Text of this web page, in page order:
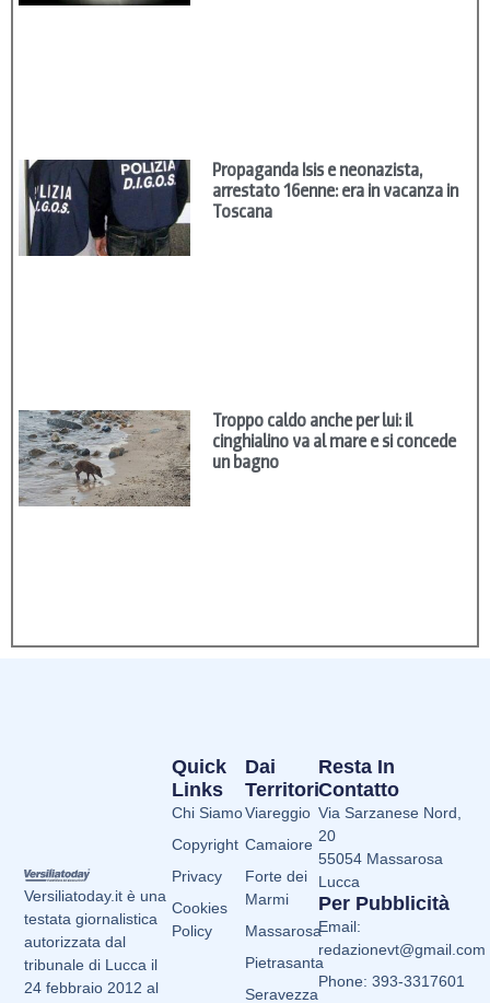
Propaganda Isis e neonazista,
arrestato 16enne: era in vacanza in
Toscana
Troppo caldo anche per lui: il
cinghialino va al mare e si concede
un bagno
Versiliatoday.it è una
testata giornalistica
autorizzata dal
tribunale di Lucca il
24 febbraio 2012 al
Dai
Territori
Viareggio
Camaiore
Forte dei
Marmi
Massarosa
Pietrasanta
Seravezza
Quick
Links
Chi Siamo
Copyright
Privacy
Cookies
Policy
Resta In
Contatto
Via Sarzanese Nord,
20
55054 Massarosa
Lucca
Per Pubblicità
Email:
redazionevt@gmail.com
Phone: 393-3317601